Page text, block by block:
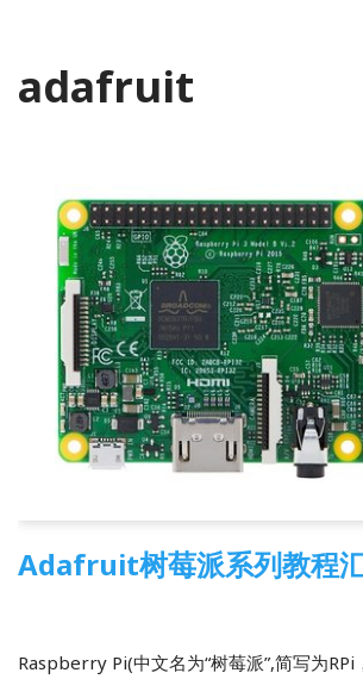
adafruit
Adafruit树莓派系列教程
Raspberry Pi(中文名为“树莓派”,简写为RPi